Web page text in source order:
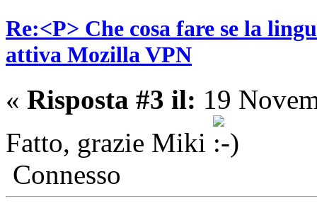
Re:<P> Che cosa fare se la
attiva Mozilla VPN
« Risposta #3 il: 19
Fatto, grazie Miki
Connesso